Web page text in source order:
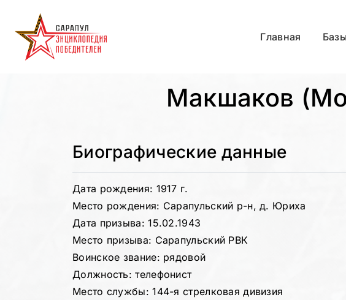
Главная
Макшаков
Биографические данные
Дата рождения: 1917 г.
Место рождения: Сарапульский р-н, д. Юриха
Дата призыва: 15.02.1943
Место призыва: Сарапульский РВК
Воинское звание: рядовой
Должность: телефонист
Место службы: 144-я стрелковая дивизия